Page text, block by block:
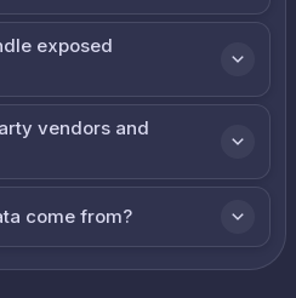
exposed
vendors and
come from?